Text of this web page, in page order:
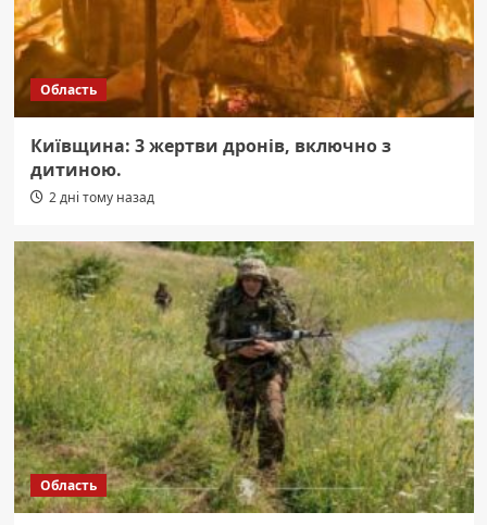
Область
Київщина: 3 жертви дронів, включно з
дитиною.
2 дні тому назад
Область